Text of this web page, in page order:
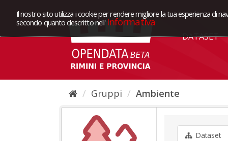
Il nostro sito utilizza i cookie per rendere migliore la tua esperienza di
secondo quanto descritto nell' Informativa
DATASET
Gruppi Ambiente
Dataset